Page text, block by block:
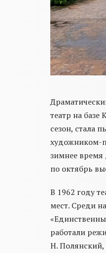
театр на
сезон, стала
художником-
зимнее время
по октябрь
В 1962 году
мест. Среди
работали
Н. Полянский,